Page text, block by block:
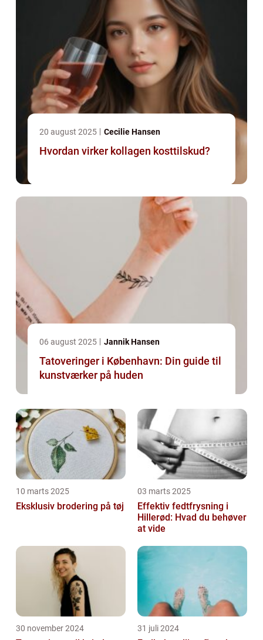
20 august 2025 Cecilie Hansen
Hvordan virker kollagen kosttilskud?
06 august 2025 Jannik Hansen
Tatoveringer i København: Din guide til
kunstværker på huden
10 marts 2025
Eksklusiv brodering på tøj
03 marts 2025
Effektiv fedtfrysning i
Hillerød: Hvad du behøver
at vide
30 november 2024 31 juli 2024